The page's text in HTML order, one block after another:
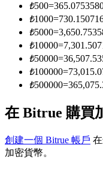
合約資訊
包含交易情況等
₺500=
₺1000=
₺5000=
₺10000=
₺50000=
₺100000=
₺500000=
在 Bitrue 購買
創建一個 Bitrue 帳戶
加密貨幣。